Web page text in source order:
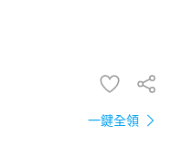
一鍵全領